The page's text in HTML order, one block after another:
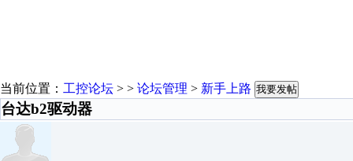
当前位置： 工控论坛 > > 论坛管理 > 新手上路 我要发帖
台达b2驱动器